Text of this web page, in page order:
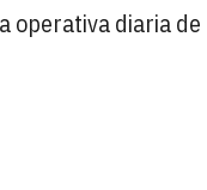
diaria de